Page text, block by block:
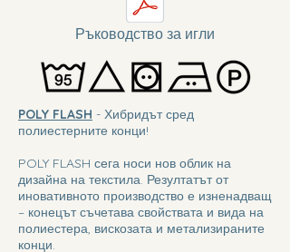
Ръководство за игли
POLY FLASH - Хибридът сред
полиестерните конци!
POLY FLASH сега носи нов облик на
дизайна на текстила. Резултатът от
иновативното производство е изненадващ
– конецът съчетава свойствата и вида на
полиестера, вискозата и метализираните
конци.